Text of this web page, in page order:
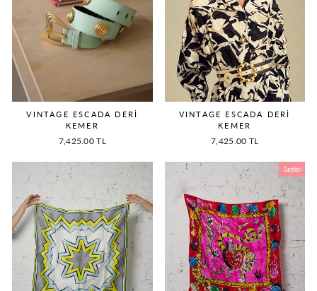
VINTAGE ESCADA DERİ
KEMER
7,425.00 TL
VINTAGE ESCADA DERİ
KEMER
7,425.00 TL
Satıldı